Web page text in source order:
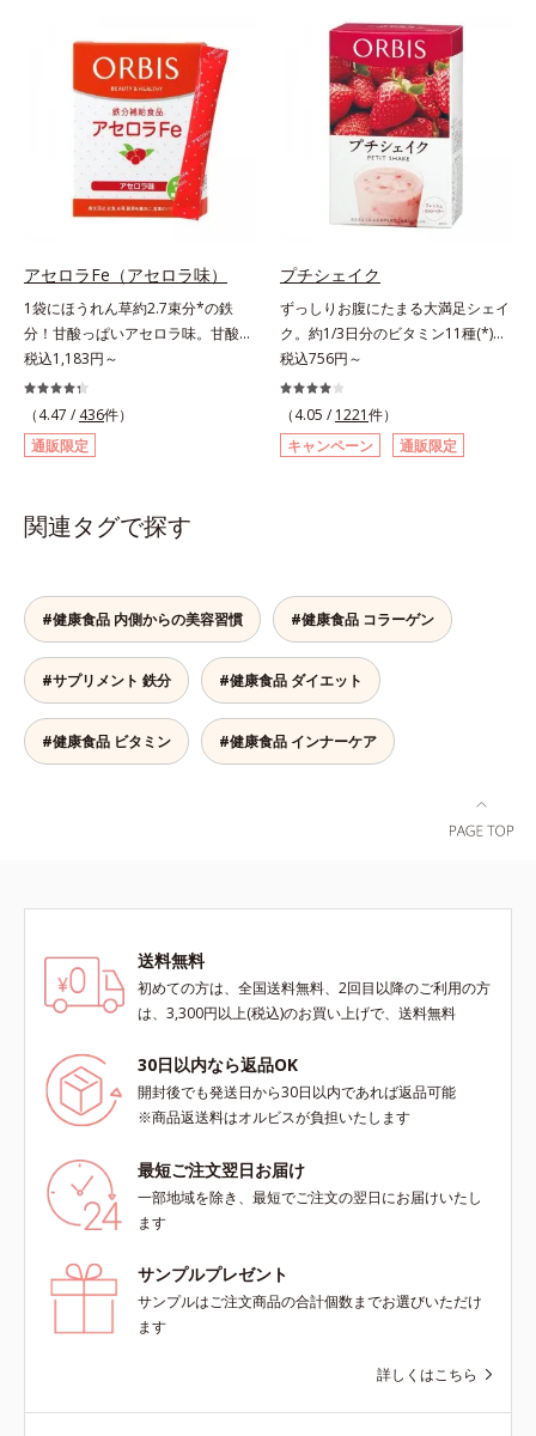
感覚でおいしく楽しく続けられま
本で補給できます。赤ブドウと白ブ
ドウの果汁をすっきり飲みやすくブ
レンド。フレッシュな味なので、ゴ
クゴク飲めるおいしさです。* 「五
訂増補日本食品標準成分表2020」
より、ほうれん草（ゆで）1束210g
として可食部換算した場合。
2010」より、プルーン（乾）1個
（10.6g）として可食部換算した場
アセロラFe（アセロラ味）
1袋にほうれん草約2.7束分*の鉄
分！甘酸っぱいアセロラ味。甘酸っ
ぱいさわやかな味の「アセロラFe」
は、口の中でサッと溶ける顆粒タイ
プだから、水なしでOK。個包装で
携帯にも便利です。1袋わずか
2.5kcal。また成人女性の平均で
Fe」は、1袋で5.25mgもの鉄分を補
より、ほうれん草（ゆで）1束210g
として可食部換算した場合。
税込1,183円～
（4.47 / 436件）
通販限定
プチシェイク
ずっしりお腹にたまる大満足シェイ
ク。約1/3日分のビタミン11種(*)・
鉄分・食物繊維配合でダイエットと
美容をしっかりサポート。食事とお
きかえるだけで簡単にカロリーを抑
えつつ、果実のいいところをまるご
と使って栄養バランスUP。食物繊
い栄養、空腹具合に合わせて食べ方
のアレンジは自由自在！自然な果実
の味を活かした美味しさで、ハッピ
ーなダイエットを目指します。* ビ
タミンA、B1、B2、B6、B12、C、
D、E、ナイアシン、パントテン
酸、葉酸各商品の詳しい情報は商品
税込756円～
（4.05 / 1221件）
キャンペーン
通販限定
関連タグで探す
#健康食品 内側からの美容習慣 #健康食品 コラーゲン
#サプリメント 鉄分 #健康食品 ダイエット
#健康食品 ビタミン #健康食品 インナーケア
送料無料
初めての方は、全国送料無料、2回目以降のご利用の方
は、3,300円以上(税込)のお買い上げで、送料無料
30日以内なら返品OK
開封後でも発送日から30日以内であれば返品可能
※商品返送料はオルビスが負担いたします
最短ご注文翌日お届け
一部地域を除き、最短でご注文の翌日にお届けいたし
ます
サンプルプレゼント
サンプルはご注文商品の合計個数までお選びいただけ
ます
詳しくはこちら